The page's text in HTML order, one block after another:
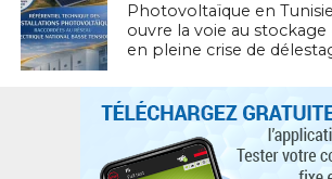
Photovoltaïque en Tunisie
ouvre la voie au
en pleine crise de